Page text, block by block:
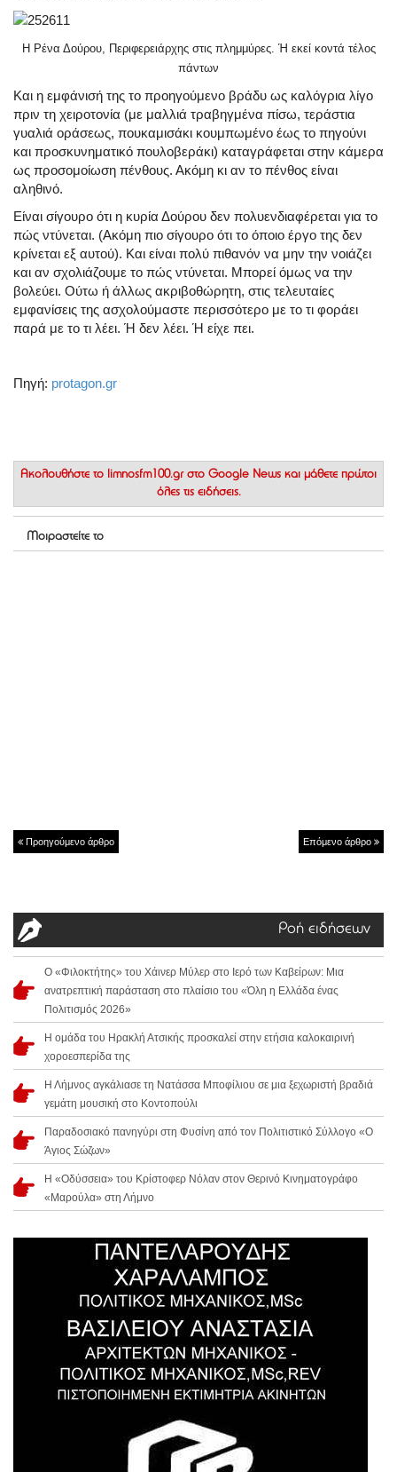
Η Ρένα Δούρου, Περιφερειάρχης στις πλημμύρες. Ή εκεί κοντά τέλος
πάντων
Και η εμφάνισή της το προηγούμενο βράδυ ως καλόγρια λίγο
πριν τη χειροτονία (με μαλλιά τραβηγμένα πίσω, τεράστια
γυαλιά οράσεως, πουκαμισάκι κουμπωμένο έως το πηγούνι
και προσκυνηματικό πουλοβεράκι) καταγράφεται στην κάμερα
ως προσομοίωση πένθους. Ακόμη κι αν το πένθος είναι
αληθινό.
Είναι σίγουρο ότι η κυρία Δούρου δεν πολυενδιαφέρεται για το
πώς ντύνεται. (Ακόμη πιο σίγουρο ότι το όποιο έργο της δεν
κρίνεται εξ αυτού). Και είναι πολύ πιθανόν να μην την νοιάζει
και αν σχολιάζουμε το πώς ντύνεται. Μπορεί όμως να την
βολεύει. Ούτω ή άλλως ακριβοθώρητη, στις τελευταίες
εμφανίσεις της ασχολούμαστε περισσότερο με το τι φοράει
παρά με το τι λέει. Ή δεν λέει. Ή είχε πει.
Πηγή: protagon.gr
Ακολουθήστε το limnosfm100.gr στο Google News και μάθετε πρώτοι
όλες τις ειδήσεις.
Μοιραστείτε το
Προηγούμενο άρθρο Επόμενο άρθρο
Ροή ειδήσεων
Ο «Φιλοκτήτης» του Χάινερ Μύλερ στο Ιερό των Καβείρων: Μια
ανατρεπτική παράσταση στο πλαίσιο του «Όλη η Ελλάδα ένας
Πολιτισμός 2026»
Η ομάδα του Ηρακλή Ατσικής προσκαλεί στην ετήσια καλοκαιρινή
χοροεσπερίδα της
Η Λήμνος αγκάλιασε τη Νατάσσα Μποφίλιου σε μια ξεχωριστή βραδιά
γεμάτη μουσική στο Κοντοπούλι
Παραδοσιακό πανηγύρι στη Φυσίνη από τον Πολιτιστικό Σύλλογο «Ο
Άγιος Σώζων»
Η «Οδύσσεια» του Κρίστοφερ Νόλαν στον Θερινό Κινηματογράφο
«Μαρούλα» στη Λήμνο